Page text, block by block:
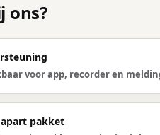
ons?
voor app, recorder en
apart pakket